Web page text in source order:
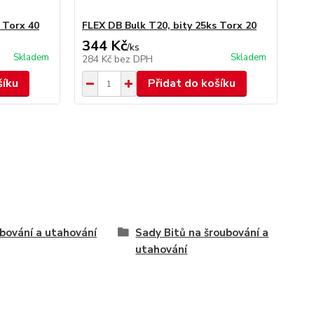
Torx 40
Skladem
FLEX DB Bulk T20, bity 25ks Torx 20
344 Kč/ks
284 Kč bez DPH Skladem
Přidat do košíku
a utahování
Sady Bitů na šroubování a
utahování